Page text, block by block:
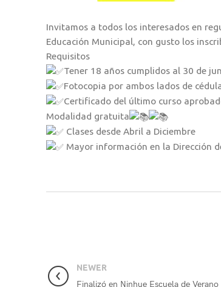
Invitamos a todos los interesados en
Educación Municipal, con gusto los
Requisitos
Tener 18 años cumplidos al 30 de
Fotocopia por ambos lados de
Certificado del último curso
Modalidad gratuita
Clases desde Abril a Diciembre
Mayor información en la Dirección
NEWER
Finalizó en Ninhue Escuela de